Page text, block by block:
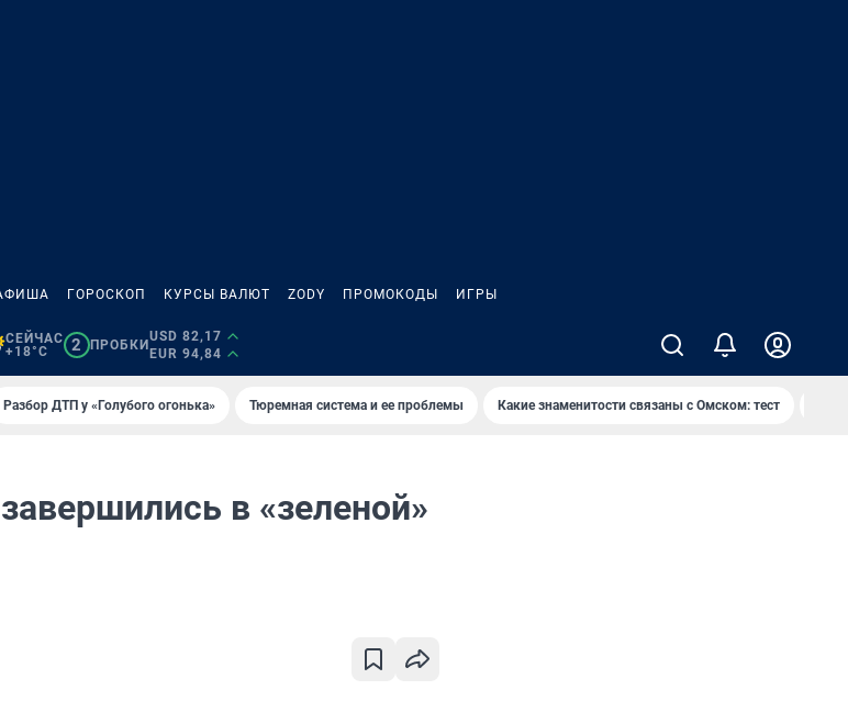
ГОРОСКОП КУРСЫ ВАЛЮТ ZODY ПРОМОКОДЫ ИГРЫ
СЕЙЧАС
+18°C
2 ПРОБКИ
USD 82,17
EUR 94,84
Разбор ДТП у «Голубого огонька» Тюремная система и ее проблемы Какие знаменитости связаны с Омском: тест
в «зеленой»